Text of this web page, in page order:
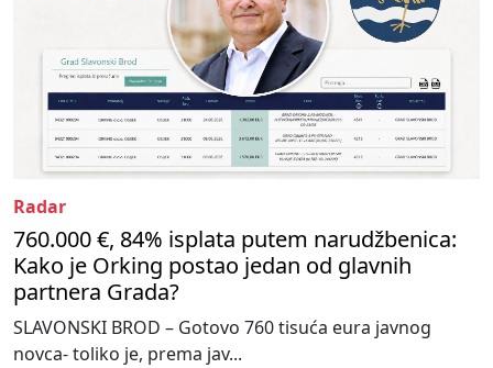
Radar
760.000 €, 84% isplata putem narudžbenica:
Kako je Orking postao jedan od glavnih
partnera Grada?
SLAVONSKI BROD – Gotovo 760 tisuća eura javnog
novca- toliko je, prema jav...